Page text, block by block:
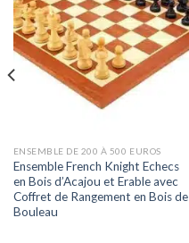
ENSEMBLE DE 200 À 500 EUROS
Ensemble French Knight Echecs
en Bois d’Acajou et Erable avec
Coffret de Rangement en Bois de
Bouleau